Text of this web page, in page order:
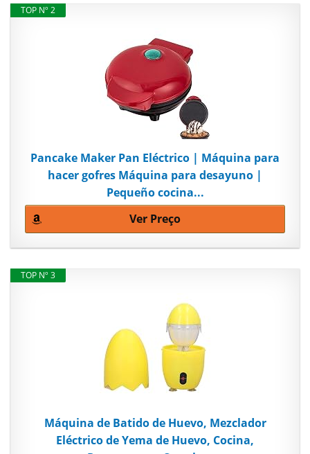
TOP Nº 2
Pancake Maker Pan Eléctrico | Máquina para
hacer gofres Máquina para desayuno |
Pequeño cocina...
Ver Preço
TOP Nº 3
Máquina de Batido de Huevo, Mezclador
Eléctrico de Yema de Huevo, Cocina,